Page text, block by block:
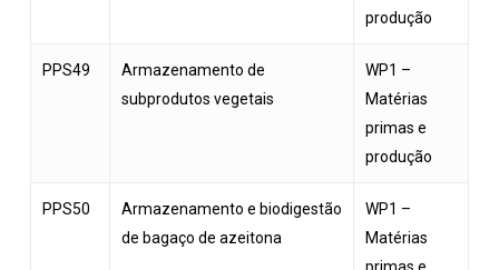
produção
PPS49
Armazenamento de
subprodutos vegetais
WP1 –
Matérias
primas e
produção
PPS50
Armazenamento e biodigestão
de bagaço de azeitona
WP1 –
Matérias